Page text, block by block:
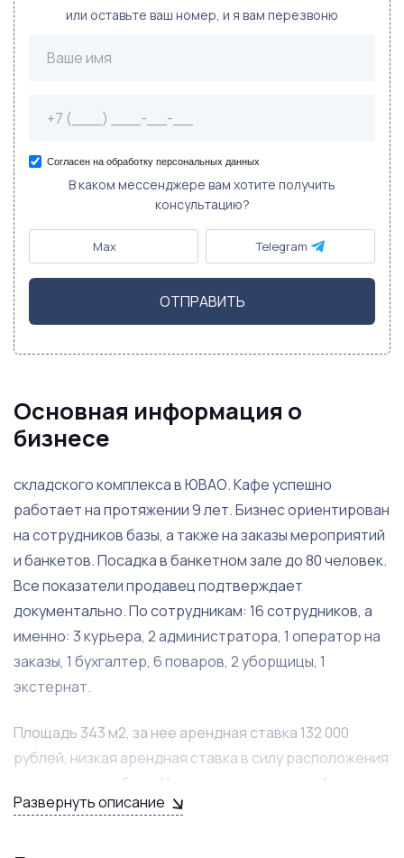
или оставьте ваш номер, и я вам перезвоню
Согласен на обработку персональных данных
В каком мессенджере вам хотите получить
консультацию?
Max Telegram
ОТПРАВИТЬ
Основная информация о
бизнесе
складского комплекса в ЮВАО. Кафе успешно
работает на протяжении 9 лет. Бизнес ориентирован
на сотрудников базы, а также на заказы мероприятий
и банкетов. Посадка в банкетном зале до 80 человек.
Все показатели продавец подтверждает
документально. По сотрудникам: 16 сотрудников, а
именно: 3 курьера, 2 администратора, 1 оператор на
заказы, 1 бухгалтер, 6 поваров, 2 уборщицы, 1
экстернат.
Площадь 343 м2, за нее арендная ставка 132 000
рублей, низкая арендная ставка в силу расположения
на территории базы. Налажена доставка в офисы и
склады комплекса, ближайшие районы.
Развернуть описание